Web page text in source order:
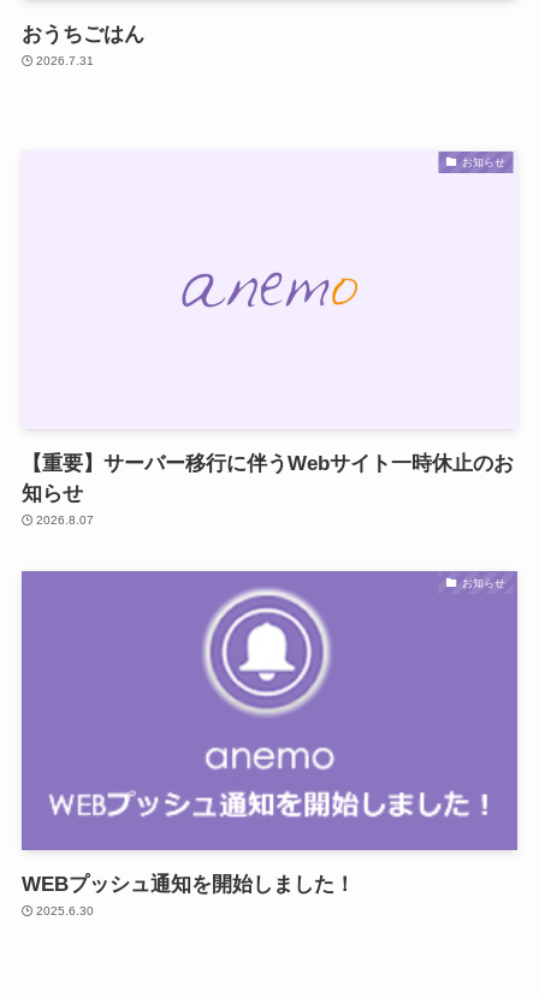
おうちごはん
2026.7.31
お知らせ
【重要】サーバー移行に伴うWebサイト一時休止のお
知らせ
2026.8.07
お知らせ
WEBプッシュ通知を開始しました！
2025.6.30